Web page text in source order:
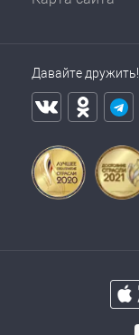
Давайте дружить!